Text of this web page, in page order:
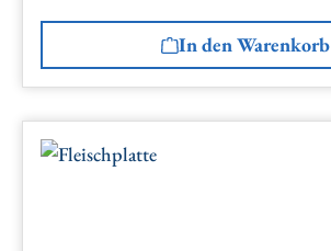
In den Warenkorb